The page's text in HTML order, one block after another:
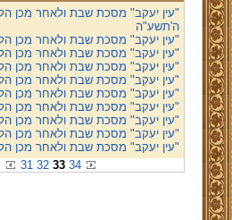
"עין יעקב" מסכת שבת ולאחר מכן
ה'תשע"ה
"עין יעקב" מסכת שבת ולאחר מכן
"עין יעקב" מסכת שבת ולאחר מכן
"עין יעקב" מסכת שבת ולאחר מכן
"עין יעקב" מסכת שבת ולאחר מכן
"עין יעקב" מסכת שבת ולאחר מכן
"עין יעקב" מסכת שבת ולאחר מכן
"עין יעקב" מסכת שבת ולאחר מכן
"עין יעקב" מסכת שבת ולאחר מכן
"עין יעקב" מסכת שבת ולאחר מכן
31 32 33 34